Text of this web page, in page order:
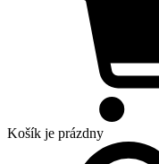
Košík je prázdny